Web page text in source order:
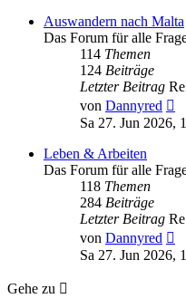
Auswandern nach Malta
Das Forum für alle
114 Themen
124 Beiträge
Letzter Beitrag
von Dannyred
Sa 27. Jun 2026,
Leben & Arbeiten
Das Forum für alle
118 Themen
284 Beiträge
Letzter Beitrag
von Dannyred
Sa 27. Jun 2026,
Gehe zu